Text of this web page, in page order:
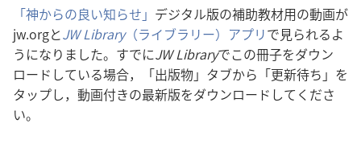
く）
「神からの良い知らせ」 デジタル版の補助教材用の動画が
jw.orgとJW Library（ライブラリー）アプリで見られるよ
うになりました。すでにJW Libraryでこの冊子をダウン
ロードしている場合，「出版物」タブから「更新待ち」を
タップし，動画付きの最新版をダウンロードしてくださ
い。